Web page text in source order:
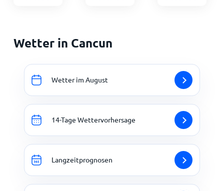
Wetter in Cancun
Wetter im August
14-Tage Wettervorhersage
Langzeitprognosen